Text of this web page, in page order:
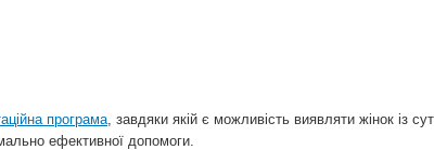
програма, завдяки якій є можливість виявляти жінок із
ефективної допомоги.